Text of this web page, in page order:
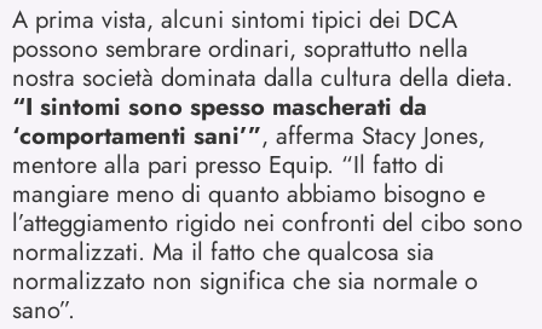
A prima vista, alcuni sintomi tipici dei DCA
possono sembrare ordinari, soprattutto nella
nostra società dominata dalla cultura della dieta.
“I sintomi sono spesso mascherati da
‘comportamenti sani’”, afferma Stacy Jones,
mentore alla pari presso Equip. “Il fatto di
mangiare meno di quanto abbiamo bisogno e
l’atteggiamento rigido nei confronti del cibo sono
normalizzati. Ma il fatto che qualcosa sia
normalizzato non significa che sia normale o
sano”.